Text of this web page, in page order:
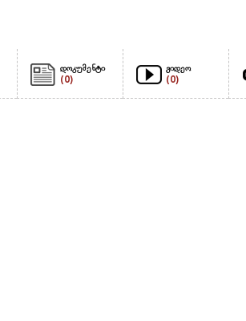
დოკუმენტი
(0)
ვიდეო
(0)